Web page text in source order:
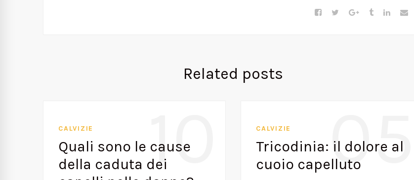
Related posts
10
CALVIZIE
Quali sono le cause
della caduta dei
05
CALVIZIE
Tricodinia: il dolore al
cuoio capelluto